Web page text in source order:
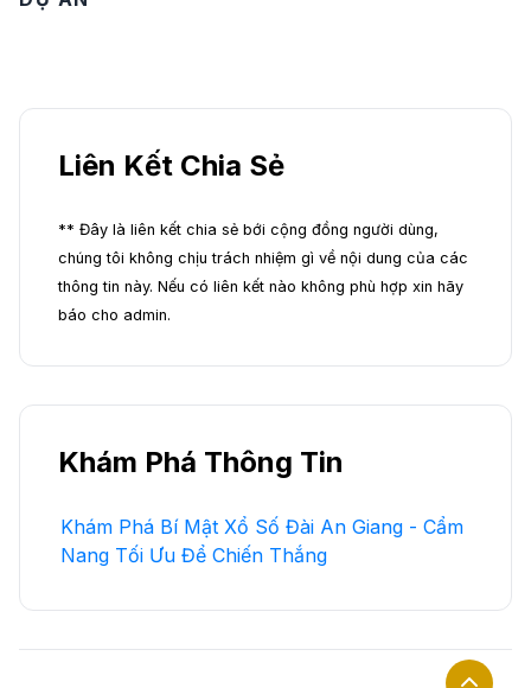
Liên Kết Chia Sẻ
** Đây là liên kết chia sẻ bới cộng đồng người dùng,
chúng tôi không chịu trách nhiệm gì về nội dung của các
thông tin này. Nếu có liên kết nào không phù hợp xin hãy
báo cho admin.
Khám Phá Thông Tin
Khám Phá Bí Mật Xổ Số Đài An Giang - Cẩm
Nang Tối Ưu Để Chiến Thắng